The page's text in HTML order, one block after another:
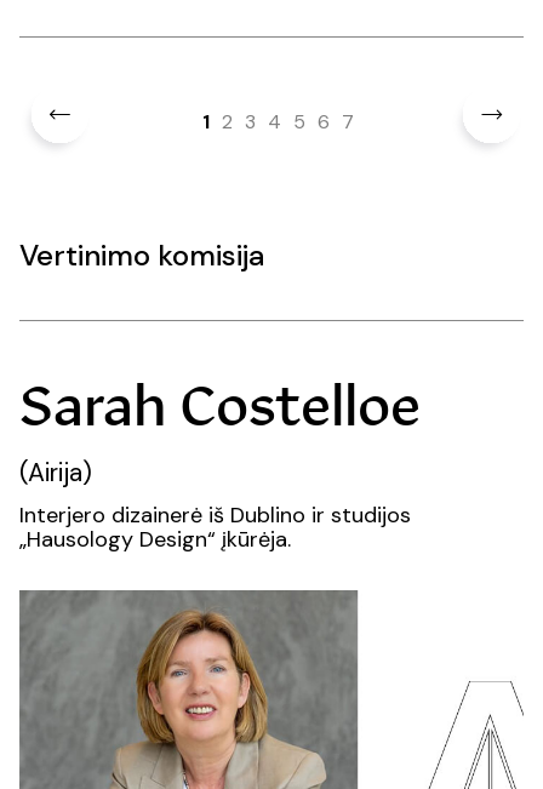
1 2 3 4 5 6 7
Vertinimo komisija
Sarah Costelloe
(Airija)
Interjero dizainerė iš Dublino ir studijos
„Hausology Design“ įkūrėja.